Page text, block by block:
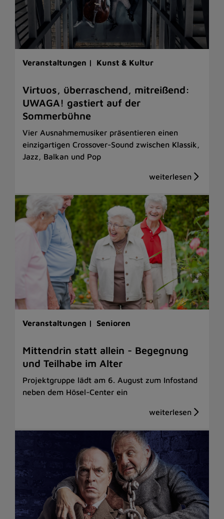
Veranstaltungen | Kunst & Kultur
Virtuos, überraschend, mitreißend:
UWAGA! gastiert auf der
Sommerbühne
Vier Ausnahmemusiker präsentieren einen
einzigartigen Crossover-Sound zwischen Klassik,
Jazz, Balkan und Pop
Veranstaltungen | Senioren
Mittendrin statt allein - Begegnung
und Teilhabe im Alter
Projektgruppe lädt am 6. August zum Infostand
neben dem Hösel-Center ein